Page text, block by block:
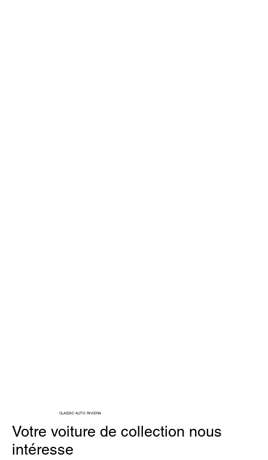
CLASSIC AUTO RIVIERA
Votre voiture de collection nous
intéresse